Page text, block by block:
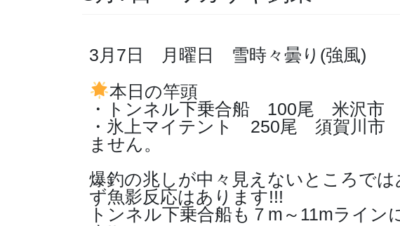
3月7日 月曜日 雪時々曇り(強風)
本日の竿頭
・トンネル下乗合船 100尾 米沢市
・氷上マイテント 250尾 須賀川
ません。
爆釣の兆しが中々見えないところで
ず魚影反応はあります!!!
トンネル下乗合船も７m～11mライン